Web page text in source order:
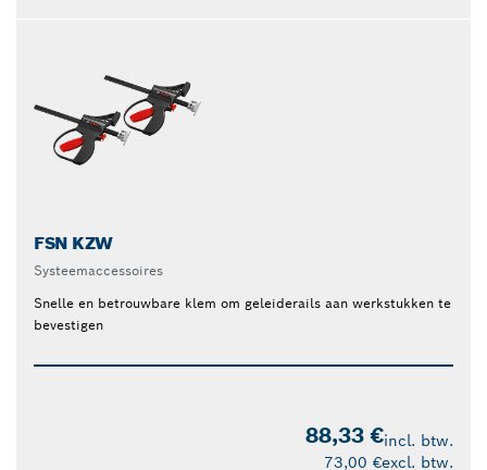
FSN KZW
Systeemaccessoires
Snelle en betrouwbare klem om geleiderails aan werkstukken te
bevestigen
88,33 €incl. btw.
73,00 €excl. btw.